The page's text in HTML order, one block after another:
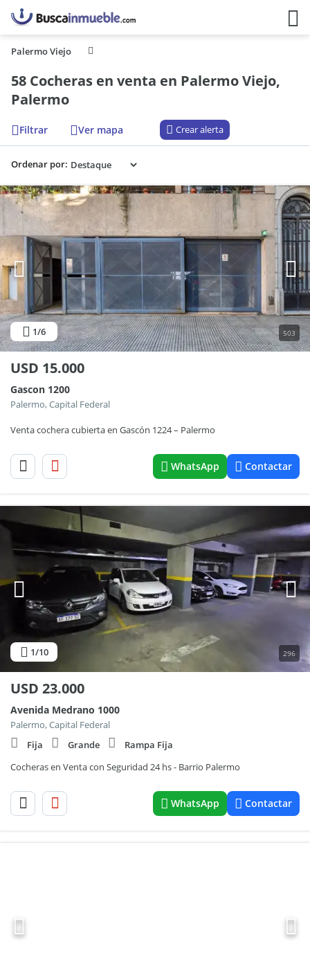
Palermo Viejo
58 Cocheras en venta en Palermo Viejo,
Palermo
Filtrar Ver mapa Crear alerta
Ordenar por:
1/6 503
USD 15.000
Gascon 1200
Palermo, Capital Federal
Venta cochera cubierta en Gascón 1224 – Palermo
WhatsApp Contactar
1/10 296
USD 23.000
Avenida Medrano 1000
Palermo, Capital Federal
Fija
Grande
Rampa Fija
Cocheras en Venta con Seguridad 24 hs - Barrio Palermo
WhatsApp Contactar